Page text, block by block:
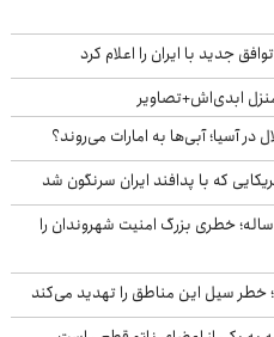
جدید با ایران را اعلام کرد
منزل ابدی‌اش+تصاویر
در آسیا؛ آبی‌ها به امارات می‌روند؟
حمله سگ‌های ولگرد به یک کودک ۹ ساله؛ خطری بزرگ امنیت شهروندان را
خطر سیل این مناطق را تهدید می‌کند